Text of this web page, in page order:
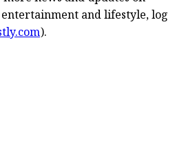
and lifestyle, log
).